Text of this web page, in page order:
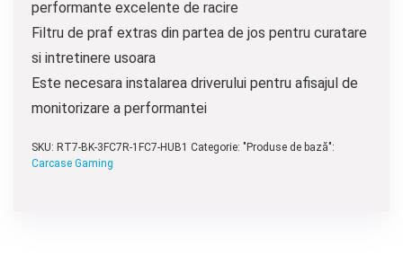
performante excelente de racire
Filtru de praf extras din partea de jos pentru curatare
si intretinere usoara
Este necesara instalarea driverului pentru afisajul de
monitorizare a performantei
SKU: RT7-BK-3FC7R-1FC7-HUB1 Categorie: "Produse de bază":
Carcase Gaming